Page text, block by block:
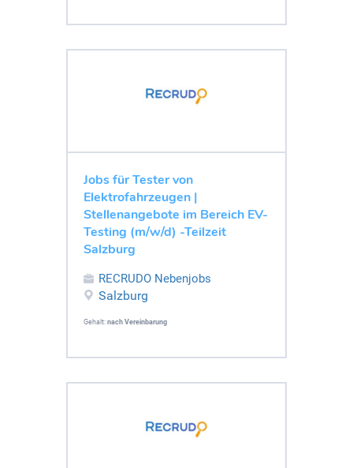
Jobs für Tester von
Elektrofahrzeugen |
Stellenangebote im Bereich EV-
Testing (m/w/d) -Teilzeit
Salzburg
RECRUDO Nebenjobs
Salzburg
Gehalt: nach Vereinbarung